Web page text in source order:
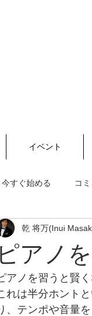
イベント
今すぐ始める コ
ピアノ
乾 将万(Inui
アノを習うと賢
れは半分ホント
、テンポや音量